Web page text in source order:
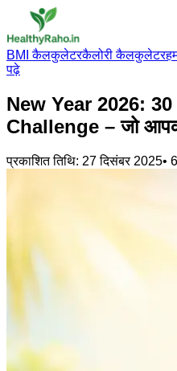
BMI कैलकुलेटरकैलोरी कैलकुलेटर
पढ़े
New Year 2026:
Challenge – जो
प्रकाशित तिथि: 27 दिसंबर 2025• 6